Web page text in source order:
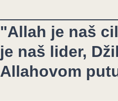
"Allah je naš
je naš lider,
Allahovom